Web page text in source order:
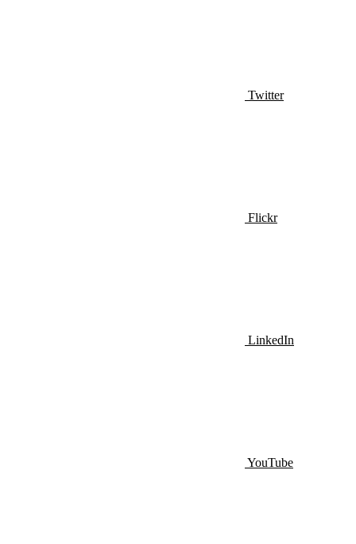
Twitter
Flickr
LinkedIn
YouTube